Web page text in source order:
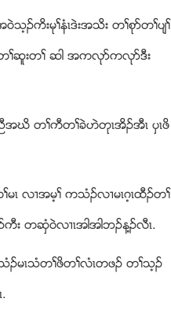
ကိးမုႈနံၚဒဲးအသိး တႈစုဏတႈပ်ႈ
ႈဆူးတႈ ဆါ အကလုဏကလုဏဒီး
အဃိ တႈကီတႈခဲဟဲတုၚအိဥအီၚ ပွၚဖိ
မၚ လ႕အမ့ႈ ကသံဥလ႕မၚဂ့ၚထီဥတႈ
တဆွံ၀ဲလ႕ၚအါအါဘဥန႔ဥလီၚ.
ဥမၚသံတႈဖိတႈလံၚတဖဥ တႈသ့ဥ